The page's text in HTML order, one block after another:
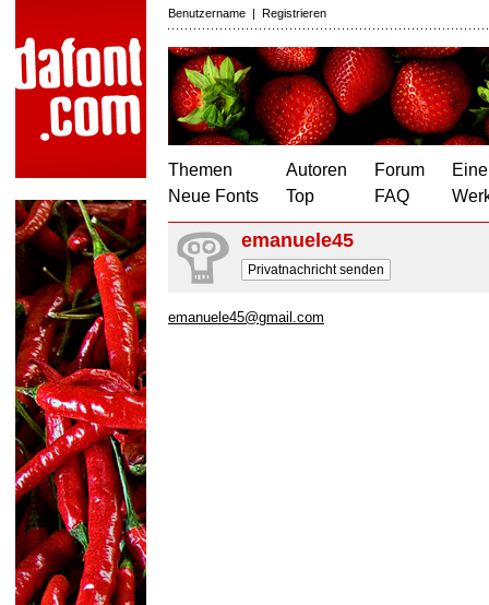
Benutzername | Registrieren
Themen
Neue Fonts
Autoren
Top
Forum
FAQ
emanuele45
Privatnachricht senden
emanuele45@gmail.com